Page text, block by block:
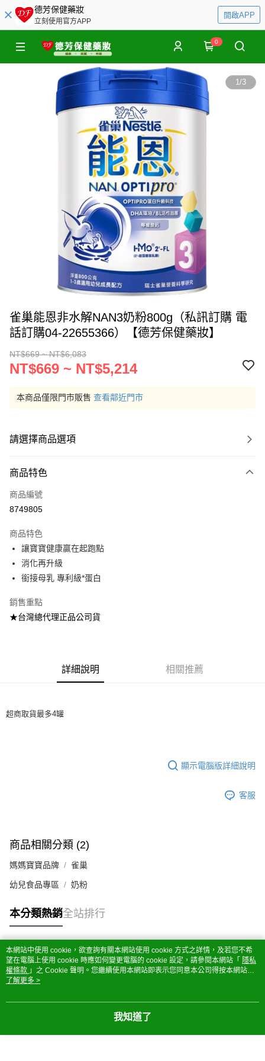
德芳保健藥妝
立刻使用官方APP
開啟APP
0
1/3
雀巢能恩非水解NAN3奶粉800g（私訊訂購 電
話訂購04-22655366）【德芳保健藥妝】
NT$669 ~ NT$6,083
NT$669 ~ NT$5,214
本商品僅限門市販售 查看鄰近門市
請選擇商品選項
商品特色
商品編號
8749805
商品特色
讓寶寶健康贏在起跑點
消化再升級
銜接母乳 專利級*蛋白
銷售重點
★台灣總代理正品公司貨
詳細說明 相關推薦
超商取貨最多4罐
顯示電腦版詳細說明
客服
商品相關分類 (2)
媽媽寶寶品牌 雀巢
幼兒食品專區 奶粉
本分類熱銷全站排行
熱門標籤
本網站中使用 cookie，欲查詢有關本網站使用 cookie 方式之詳情，及若您不希
望在電腦上使用 cookie 時應如何變更電腦的 cookie 設定，請參閱本網站「 隱私
權條款 」之 Cookie 聲明。您繼續使用本網站即表示您同意本公司得按本網站使
用條款之 Cookie 聲明使用 cookie。
了解更多 >
我知道了